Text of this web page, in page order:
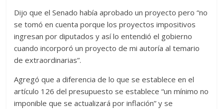
Dijo que el Senado había aprobado un proyecto pero “no
se tomó en cuenta porque los proyectos impositivos
ingresan por diputados y así lo entendió el gobierno
cuando incorporó un proyecto de mi autoría al temario
de extraordinarias”.
Agregó que a diferencia de lo que se establece en el
artículo 126 del presupuesto se establece “un mínimo no
imponible que se actualizará por inflación” y se